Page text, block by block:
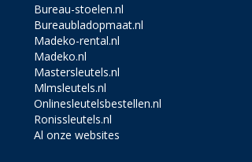
Bureau-stoelen.nl
Bureaubladopmaat.nl
Madeko-rental.nl
Madeko.nl
Mastersleutels.nl
Mlmsleutels.nl
Onlinesleutelsbestellen.nl
Ronissleutels.nl
Al onze websites